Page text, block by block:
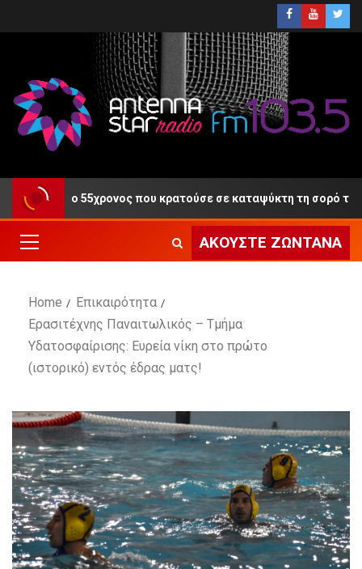
ο 55χρονος που κρατούσε σε καταψύκτη τη σορό του
ΑΚΟΎΣΤΕ ΖΩΝΤΑΝΆ
Home
Επικαιρότητα
Ερασιτέχνης Παναιτωλικός – Τμήμα
Υδατοσφαίρισης: Ευρεία νίκη στο πρώτο
(ιστορικό) εντός έδρας ματς!